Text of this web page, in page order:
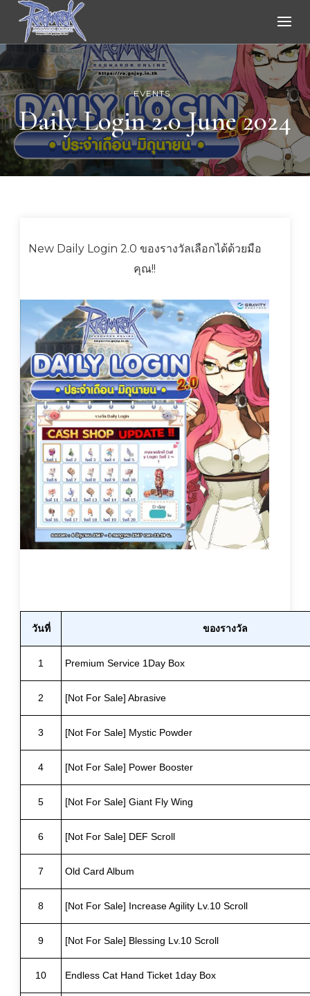
Ragnarok Online
EVENTS
Daily Login 2.0 June 2024
New Daily Login 2.0 ของรางวัลเลือกได้ด้วยมือ
คุณ!!
วันที่ ของรางวัล
1 Premium Service 1Day Box
2 [Not For Sale] Abrasive
3 [Not For Sale] Mystic Powder
4 [Not For Sale] Power Booster
5 [Not For Sale] Giant Fly Wing
6 [Not For Sale] DEF Scroll
7 Old Card Album
8 [Not For Sale] Increase Agility Lv.10 Scroll
9 [Not For Sale] Blessing Lv.10 Scroll
10 Endless Cat Hand Ticket 1day Box